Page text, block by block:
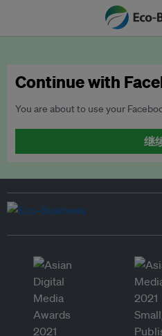
Continue with
You are about to use your
继